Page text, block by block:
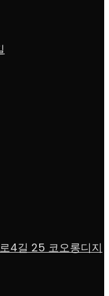
4길 25 코오롱디지